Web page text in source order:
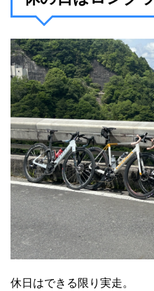
休日はできる限り実走。